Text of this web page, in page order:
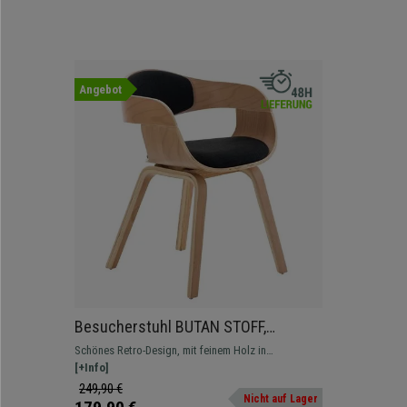
Angebot
Besucherstuhl BUTAN STOFF,
exklusives Design, Holzgestell in
Buchenfarben, Farbe Schwarz
Schönes Retro-Design, mit feinem Holz in
Buchenfarben und hochwertigem Stoff. Zum
Verlieben.
[+Info]
249,90 €
Nicht auf Lager